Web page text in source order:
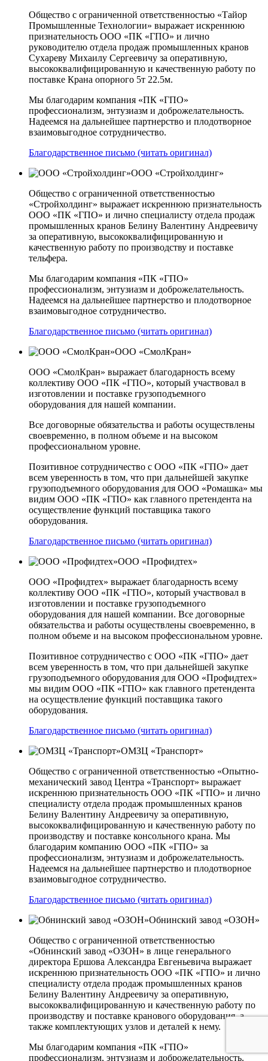
Общество с ограниченной ответственностью «Тайор
Промышленные Технологии» выражает искреннюю
признательность ООО «ПК «ГПО» и лично
руководителю отдела продаж промышленных кранов
Сухареву Михаилу Сергеевичу за оперативную,
высококвалифицированную и качественную работу по
поставке Крана опорного 5т 22.5м.
Мы благодарим компания «ПК «ГПО»
профессионализм, энтузиазм и доброжелательность.
Надеемся на дальнейшее партнерство и плодотворное
взаимовыгодное сотрудничество.
Благодарственное письмо (читать оригинал)
ООО «Стройхолдинг»
Общество с ограниченной ответственностью
«Стройхолдинг» выражает искреннюю признательность
ООО «ПК «ГПО» и лично специалисту отдела продаж
промышленных кранов Белину Валентину Андреевичу
за оперативную, высококвалифицированную и
качественную работу по производству и поставке
тельфера.
Мы благодарим компания «ПК «ГПО»
профессионализм, энтузиазм и доброжелательность.
Надеемся на дальнейшее партнерство и плодотворное
взаимовыгодное сотрудничество.
Благодарственное письмо (читать оригинал)
ООО «СмолКран»
ООО «СмолКран» выражает благодарность всему
коллективу ООО «ПК «ГПО», который участвовал в
изготовлении и поставке грузоподъемного
оборудования для нашей компании.
Все договорные обязательства и работы осуществлены
своевременно, в полном объеме и на высоком
профессиональном уровне.
Позитивное сотрудничество с ООО «ПК «ГПО» дает
всем уверенность в том, что при дальнейшей закупке
грузоподъемного оборудования для ООО «Ромашка» мы
видим ООО «ПК «ГПО» как главного претендента на
осуществление функций поставщика такого
оборудования.
Благодарственное письмо (читать оригинал)
ООО «Профидтех»
ООО «Профидтех» выражает благодарность всему
коллективу ООО «ПК «ГПО», который участвовал в
изготовлении и поставке грузоподъемного
оборудования для нашей компании. Все договорные
обязательства и работы осуществлены своевременно, в
полном объеме и на высоком профессиональном уровне.
Позитивное сотрудничество с ООО «ПК «ГПО» дает
всем уверенность в том, что при дальнейшей закупке
грузоподъемного оборудования для ООО «Профидтех»
мы видим ООО «ПК «ГПО» как главного претендента
на осуществление функций поставщика такого
оборудования.
Благодарственное письмо (читать оригинал)
ОМЗЦ «Транспорт»
Общество с ограниченной ответственностью «Опытно-
механический завод Центра «Транспорт» выражает
искреннюю признательность ООО «ПК «ГПО» и лично
специалисту отдела продаж промышленных кранов
Белину Валентину Андреевичу за оперативную,
высококвалифицированную и качественную работу по
производству и поставке консольного крана. Мы
благодарим компанию ООО «ПК «ГПО» за
профессионализм, энтузиазм и доброжелательность.
Надеемся на дальнейшее партнерство и плодотворное
взаимовыгодное сотрудничество.
Благодарственное письмо (читать оригинал)
Обнинский завод «ОЗОН»
Общество с ограниченной ответственностью
«Обнинский завод «ОЗОН» в лице генерального
директора Ершова Александра Евгеньевича выражает
искреннюю признательность ООО «ПК «ГПО» и лично
специалисту отдела продаж промышленных кранов
Белину Валентину Андреевичу за оперативную,
высококвалифицированную и качественную работу по
производству и поставке кранового оборудования, а
также комплектующих узлов и деталей к нему.
Мы благодарим компания «ПК «ГПО»
профессионализм, энтузиазм и доброжелательность.